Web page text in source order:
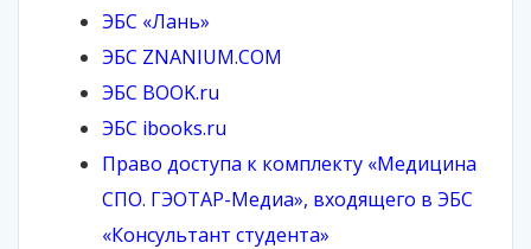
ЭБС «Лань»
ЭБС ZNANIUM.COM
ЭБС BOOK.ru
ЭБС ibooks.ru
Право доступа к комплекту «Медицина
СПО. ГЭОТАР-Медиа», входящего в ЭБС
«Консультант студента»